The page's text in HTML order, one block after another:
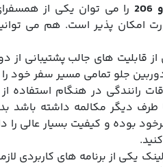
امکان پذیر است. هم می
قابلیت های جالب پشتیبانی از
جلو تمامی مسیر سفر خود
رانندگی در هنگام
طرف دیگر مکالمه داشته
بوده و کیفیت بسیار عالی
یکی از برنامه های کاربردی